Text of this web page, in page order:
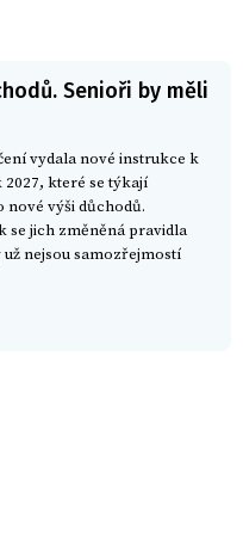
Senioři by měli
vydala nové instrukce k
které se týkají
výši důchodů.
se jich změněná pravidla
nejsou samozřejmostí